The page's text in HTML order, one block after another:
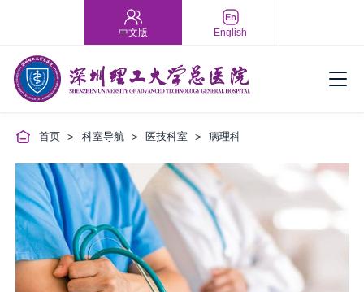
中文版 English
首页 > 科室导航 > 医技科室 > 病理科